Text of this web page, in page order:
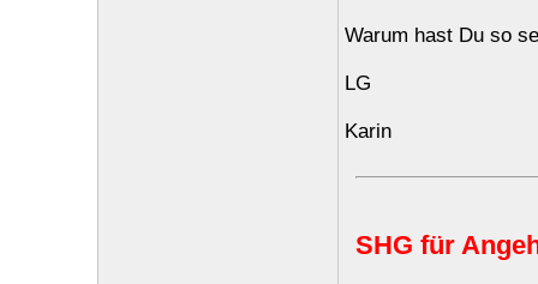
Warum hast Du so
LG
Karin
SHG für